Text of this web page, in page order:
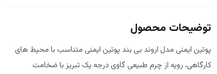
توضیحات محصول
پوتین ایمنی مدل اروند بی بند پوتین ایمنی متناسب با محیط های
کارگاهی، رویه از چرم طبیعی گاوی درجه یک تبریز با ضخامت